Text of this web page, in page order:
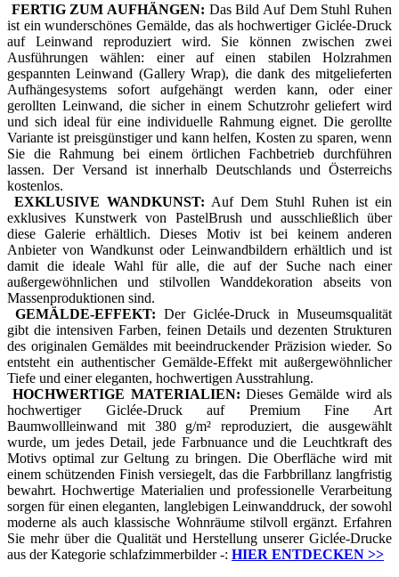
FERTIG ZUM AUFHÄNGEN: Das Bild Auf Dem Stuhl Ruhen
ist ein wunderschönes Gemälde, das als hochwertiger Giclée-Druck
auf Leinwand reproduziert wird. Sie können zwischen zwei
Ausführungen wählen: einer auf einen stabilen Holzrahmen
gespannten Leinwand (Gallery Wrap), die dank des mitgelieferten
Aufhängesystems sofort aufgehängt werden kann, oder einer
gerollten Leinwand, die sicher in einem Schutzrohr geliefert wird
und sich ideal für eine individuelle Rahmung eignet. Die gerollte
Variante ist preisgünstiger und kann helfen, Kosten zu sparen, wenn
Sie die Rahmung bei einem örtlichen Fachbetrieb durchführen
lassen. Der Versand ist innerhalb Deutschlands und Österreichs
kostenlos.
EXKLUSIVE WANDKUNST: Auf Dem Stuhl Ruhen ist ein
exklusives Kunstwerk von PastelBrush und ausschließlich über
diese Galerie erhältlich. Dieses Motiv ist bei keinem anderen
Anbieter von Wandkunst oder Leinwandbildern erhältlich und ist
damit die ideale Wahl für alle, die auf der Suche nach einer
außergewöhnlichen und stilvollen Wanddekoration abseits von
Massenproduktionen sind.
GEMÄLDE-EFFEKT: Der Giclée-Druck in Museumsqualität
gibt die intensiven Farben, feinen Details und dezenten Strukturen
des originalen Gemäldes mit beeindruckender Präzision wieder. So
entsteht ein authentischer Gemälde-Effekt mit außergewöhnlicher
Tiefe und einer eleganten, hochwertigen Ausstrahlung.
HOCHWERTIGE MATERIALIEN: Dieses Gemälde wird als
hochwertiger Giclée-Druck auf Premium Fine Art
Baumwollleinwand mit 380 g/m² reproduziert, die ausgewählt
wurde, um jedes Detail, jede Farbnuance und die Leuchtkraft des
Motivs optimal zur Geltung zu bringen. Die Oberfläche wird mit
einem schützenden Finish versiegelt, das die Farbbrillanz langfristig
bewahrt. Hochwertige Materialien und professionelle Verarbeitung
sorgen für einen eleganten, langlebigen Leinwanddruck, der sowohl
moderne als auch klassische Wohnräume stilvoll ergänzt. Erfahren
Sie mehr über die Qualität und Herstellung unserer Giclée-Drucke
aus der Kategorie schlafzimmerbilder -: HIER ENTDECKEN >>